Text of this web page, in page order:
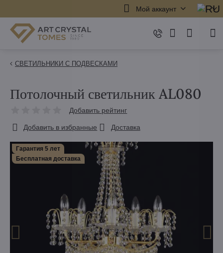
Мой аккаунт
СВЕТИЛЬНИКИ С ПОДВЕСКАМИ
Гарантия 5 лет
Бесплатная доставка
Потолочный светильник AL080
Добавить рейтинг
Добавить в избранные Доставка